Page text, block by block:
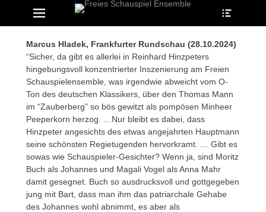
Erstes Menü
Inhalt:
Marcus Hladek, Frankfurter Rundschau (28.10.2024)
“Sicher, da gibt es allerlei in Reinhard Hinzpeters
hingebungsvoll konzentrierter Inszenierung am Freien
Schauspielensemble, was irgendwie abweicht vom O-
Ton des deutschen Klassikers, über den Thomas Mann
im “Zauberberg” so bös gewitzt als pompösen Minheer
Peeperkorn herzog. …Nur bleibt es dabei, dass
Hinzpeter angesichts des etwas angejahrten Hauptmann
seine schönsten Regietugenden hervorkramt. … Gibt es
sowas wie Schauspieler-Gesichter? Wenn ja, sind Moritz
Buch als Johannes und Magali Vogel als Anna Mahr
damit gesegnet. Buch so ausdrucksvoll und gottgegeben
jung mit Bart, dass man ihm das patriarchale Gehabe
des Johannes wohl abnimmt, es aber als